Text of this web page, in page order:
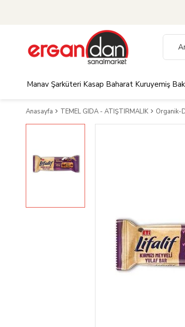
Manav Şarküteri Kasap Baharat Kuruyemiş
Anasayfa TEMEL GIDA - ATIŞTIRMALIK Organik-